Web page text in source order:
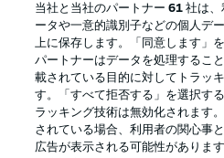
プライバシー・ポリシー
当社と当社のパートナー61 社は、
ータや一意的識別子などの個人デ
上に保存します。「同意します」
パートナーはデータを処理するこ
載されている目的に対してトラッ
す。「すべて拒否する」を選択す
ラッキング技術は無効化されます
されている場合、利用者の関心事
広告が表示される可能性がありま